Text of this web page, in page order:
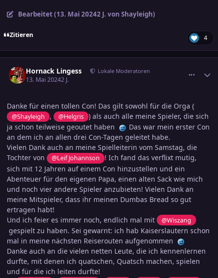
Bearbeitet (13. Mai 20242 J. von Shayleigh)
Zitieren 4
Hornack Lingess Lokale Moderatoren
13. Mai 20242 J.
Danke für einen tollen Con! Das gilt sowohl für die Orga (
@Shayleigh , @Helgris
) als auch alle meine Spieler, die sich
ja schon teilweise geoutet haben
Das war mein erster Con
an dem ich an allen drei Con-Tagen geleitet habe.
Vielen Dank auch an meine Spielleiterin vom Samstag, die
Tochter von
@Leif Johannson
! Ich fand das verflixt mutig,
sich mit 12 Jahren auf einem Con hinzustellen und ein
Abenteuer für den eigenen Papa, einen alten Sack wie mich
und noch vier andere Spieler anzubieten! Vielen Dank an
meine Mitspieler, dass ihr meinen Dumbas Bread so gut
ertragen habt!
Und ich feier es immer noch, endlich mal mit
@Wiszang
gespielt zu haben. Sei gewarnt: ich hab Kaiserslautern schon
mal in meine nächsten Reiserouten aufgenommen
Danke auch an die vielen netten Leute, die ich kennenlernen
durfte, mit denen ich quatschen, Quatsch machen, spielen
und für die ich leiten durfte!